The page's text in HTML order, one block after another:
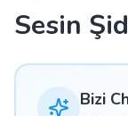
Sesin
Bizi